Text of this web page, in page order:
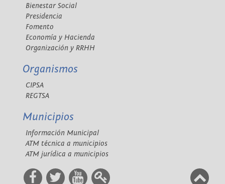
Bienestar Social
Presidencia
Fomento
Economía y Hacienda
Organización y RRHH
Organismos
CIPSA
REGTSA
Municipios
Información Municipal
ATM técnica a municipios
ATM jurídica a municipios